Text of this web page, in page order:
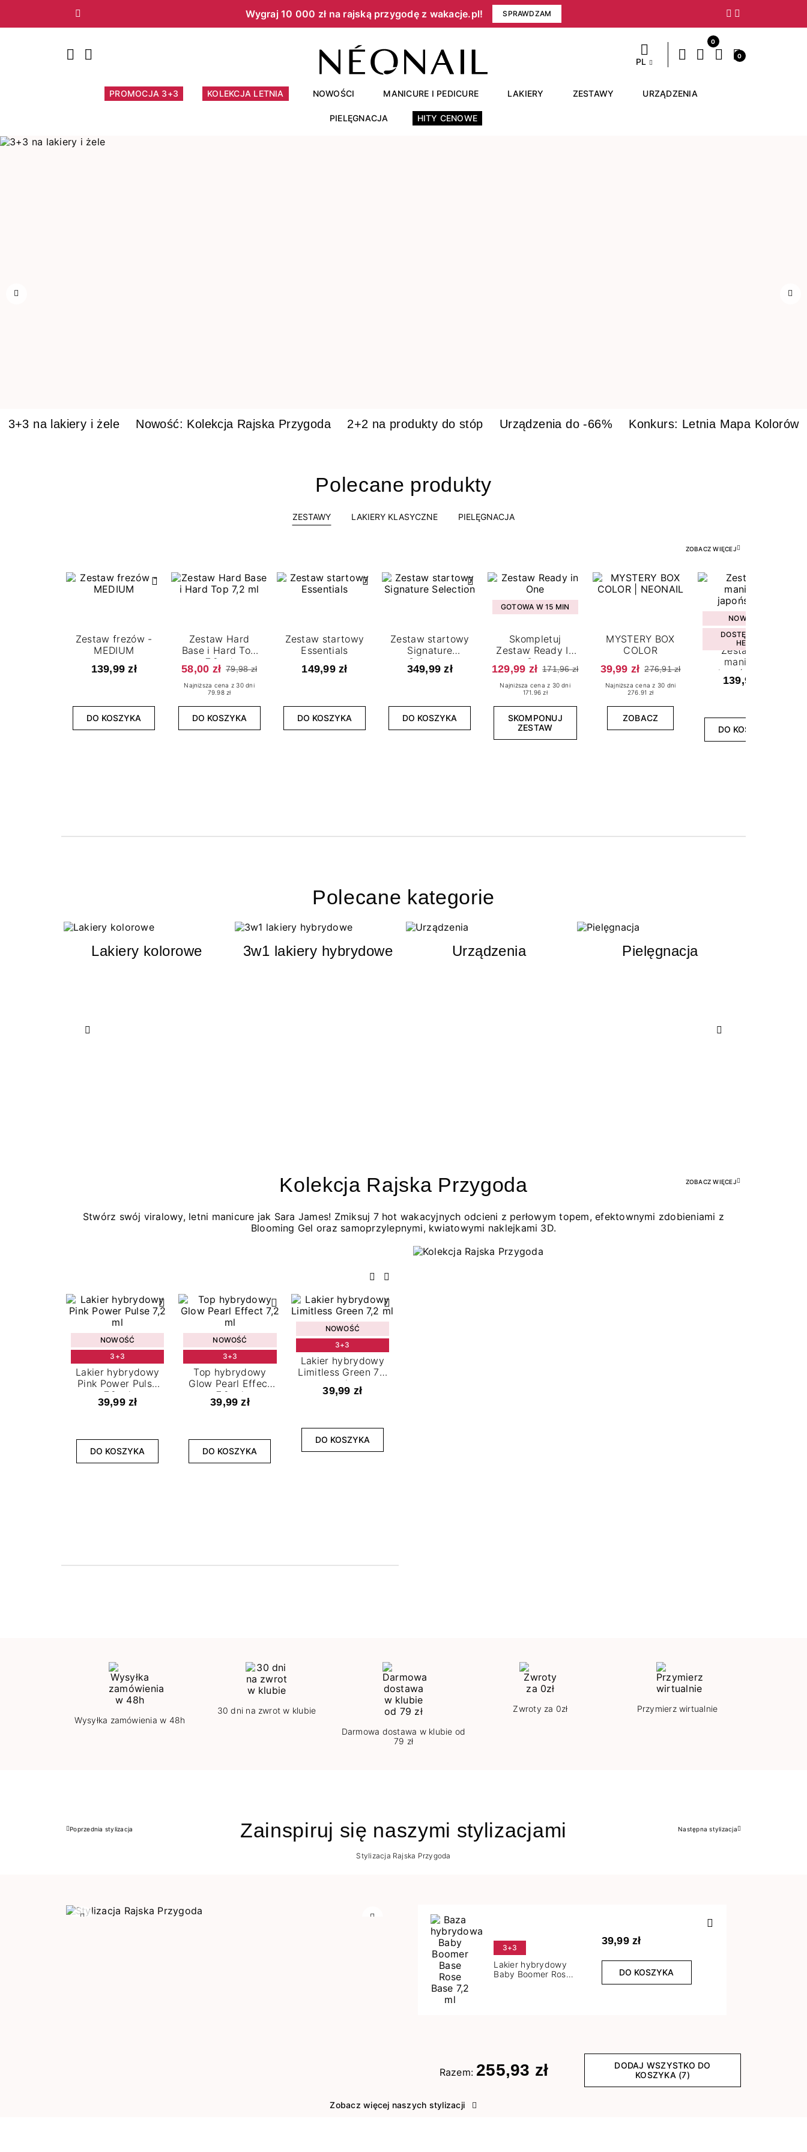
Wygraj 10 000 zł na rajską przygodę z wakacje.pl!​ SPRAWDZAM
Poprzedni Następny
PL
0
0
PROMOCJA 3+3 KOLEKCJA LETNIA NOWOŚCI MANICURE I PEDICURE LAKIERY ZESTAWY URZĄDZENIA
PIELĘGNACJA HITY CENOWE
3+3 na lakiery i żele Nowość: Kolekcja Rajska Przygoda 2+2 na produkty do stóp Urządzenia do -66% Konkurs: Letnia Mapa Kolorów
Polecane produkty
ZESTAWY LAKIERY KLASYCZNE PIELĘGNACJA
ZOBACZ WIĘCEJ
Zestaw frezów -
MEDIUM
139,99 zł
DO KOSZYKA
Zestaw Hard
Base i Hard Top
7,2 ml
58,00 zł 79,98 zł
Najniższa cena z 30 dni
79.98 zł
DO KOSZYKA
Zestaw startowy
Essentials
149,99 zł
DO KOSZYKA
Zestaw startowy
Signature
Selection
349,99 zł
DO KOSZYKA
GOTOWA W 15 MIN
Skompletuj
Zestaw Ready In
One
129,99 zł 171,96 zł
Najniższa cena z 30 dni
171.96 zł
SKOMPONUJ
ZESTAW
MYSTERY BOX
COLOR
39,99 zł 276,91 zł
Najniższa cena z 30 dni
276.91 zł
ZOBACZ
NOWOŚĆ
DOSTĘPNY W
HEBE
Zestaw do
manicure
japońskiego
139,99 zł
DO KOSZYKA
Polecane kategorie
Lakiery kolorowe 3w1 lakiery hybrydowe Urządzenia Pielęgnacja
Kolekcja Rajska Przygoda ZOBACZ WIĘCEJ
Stwórz swój viralowy, letni manicure jak Sara James! Zmiksuj 7 hot wakacyjnych odcieni z perłowym topem, efektownymi zdobieniami z
Blooming Gel oraz samoprzylepnymi, kwiatowymi naklejkami 3D.
Poprzedni
Następny
NOWOŚĆ
3+3
Lakier hybrydowy
Pink Power Pulse
7,2 ml
39,99 zł
DO KOSZYKA
NOWOŚĆ
3+3
Top hybrydowy
Glow Pearl Effect
7,2 ml
39,99 zł
DO KOSZYKA
NOWOŚĆ
3+3
Lakier hybrydowy
Limitless Green 7,2
ml
39,99 zł
DO KOSZYKA
Wysyłka zamówienia w 48h
30 dni na zwrot w klubie
Darmowa dostawa w klubie od
79 zł
Zwroty za 0zł Przymierz wirtualnie
Zainspiruj się naszymi stylizacjami
Poprzedni
Poprzednia stylizacja Następny
Następna stylizacja
Stylizacja Rajska Przygoda
3+3
Lakier hybrydowy
Baby Boomer Rose
39,99 zł
DO KOSZYKA
Razem: 255,93 zł
DODAJ WSZYSTKO DO
KOSZYKA (7)
Zobacz więcej naszych stylizacji